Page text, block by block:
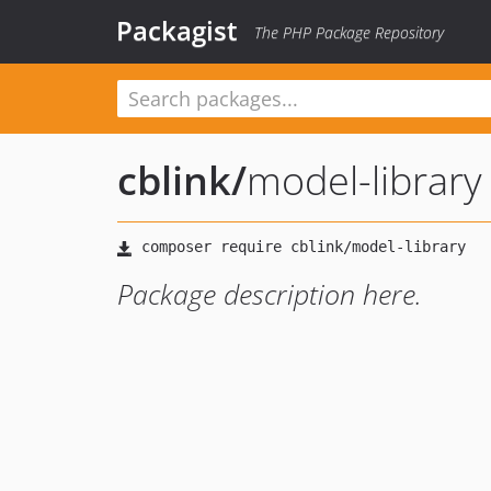
Packagist The PHP Package Repository
cblink/model-library
Package description here.